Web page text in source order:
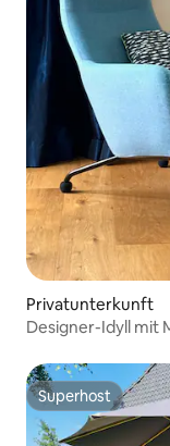
Privatunterkunft
Designer-Idyll mit
Superhost
Superhost